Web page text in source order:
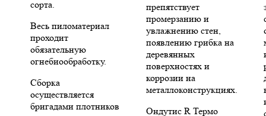
сорта.
Весь пиломатериал
проходит
обязательную
огнебиообработку.
Сборка
осуществляется
бригадами плотников
препятствует
промерзанию и
увлажнению стен,
появлению грибка на
деревянных
поверхностях и
коррозии на
металлоконструкциях.
Ондутис R Термо